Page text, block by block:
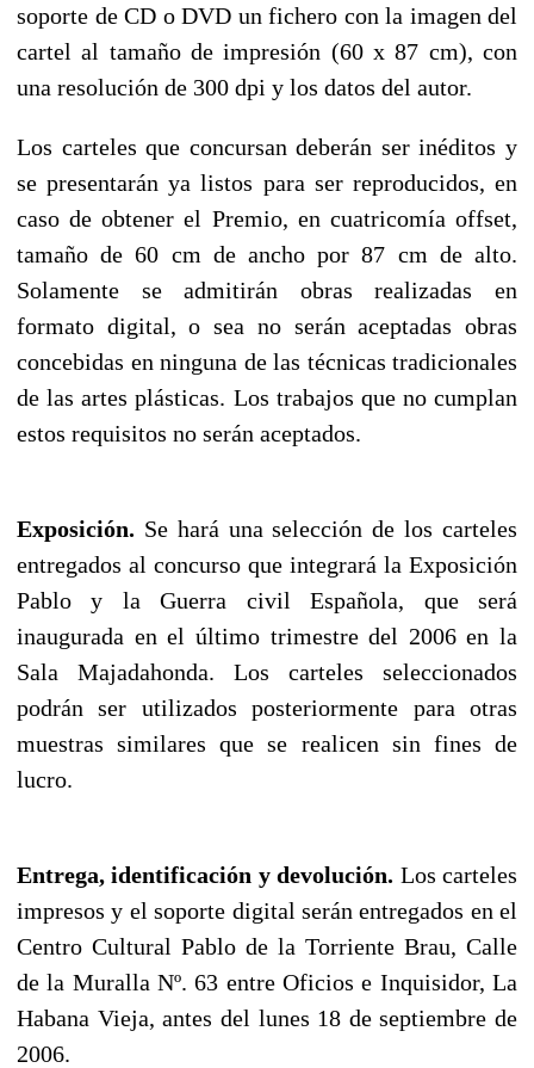
soporte de CD o DVD un fichero con la imagen del
cartel al tamaño de impresión (60 x 87 cm), con
una resolución de 300 dpi y los datos del autor.
Los carteles que concursan deberán ser inéditos y
se presentarán ya listos para ser reproducidos, en
caso de obtener el Premio, en cuatricomía offset,
tamaño de 60 cm de ancho por 87 cm de alto.
Solamente se admitirán obras realizadas en
formato digital, o sea no serán aceptadas obras
concebidas en ninguna de las técnicas tradicionales
de las artes plásticas. Los trabajos que no cumplan
estos requisitos no serán aceptados.
Exposición. Se hará una selección de los carteles
entregados al concurso que integrará la Exposición
Pablo y la Guerra civil Española, que será
inaugurada en el último trimestre del 2006 en la
Sala Majadahonda. Los carteles seleccionados
podrán ser utilizados posteriormente para otras
muestras similares que se realicen sin fines de
lucro.
Entrega, identificación y devolución. Los carteles
impresos y el soporte digital serán entregados en el
Centro Cultural Pablo de la Torriente Brau, Calle
de la Muralla Nº. 63 entre Oficios e Inquisidor, La
Habana Vieja, antes del lunes 18 de septiembre de
2006.